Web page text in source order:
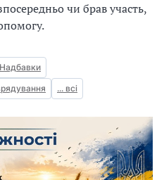
чи брав участь,
Надбавки
... всі